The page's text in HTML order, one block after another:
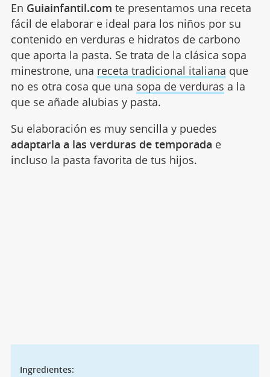
En Guiainfantil.com te presentamos una receta
fácil de elaborar e ideal para los niños por su
contenido en verduras e hidratos de carbono
que aporta la pasta. Se trata de la clásica sopa
minestrone, una receta tradicional italiana que
no es otra cosa que una sopa de verduras a la
que se añade alubias y pasta.
Su elaboración es muy sencilla y puedes
adaptarla a las verduras de temporada e
incluso la pasta favorita de tus hijos.
Ingredientes: